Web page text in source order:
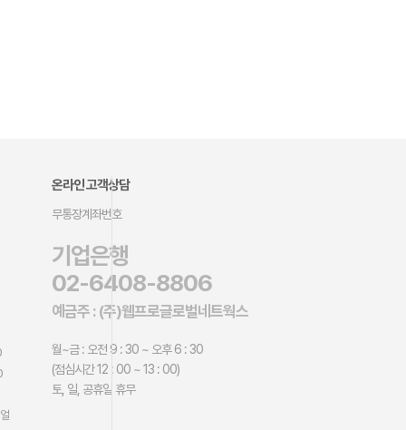
온라인 고객상담
무통장계좌번호
기업은행
02-6408-8806
예금주 : (주)웹프로글로벌네트웍스
월~금 : 오전 9 : 30 ~ 오후 6 : 30
(점심시간 12 : 00 ~ 13 : 00)
토, 일, 공휴일 휴무